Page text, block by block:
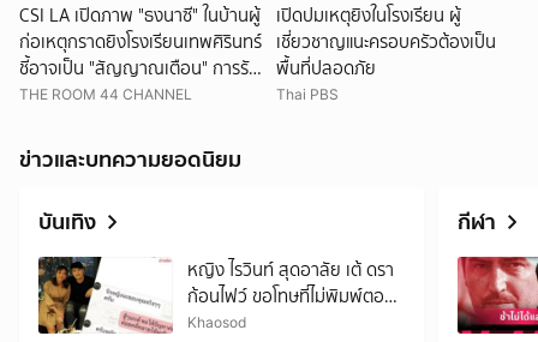
CSI LA เปิดภาพ "ธงนาซี" ในบ้านผู้
ก่อเหตุกราดยิงโรงเรียนเทพศิรินทร์
ชี้อาจเป็น "สัญญาณเตือน" การรับ
แนวคิดสุดโต่ง
THE ROOM 44 CHANNEL
เปิดปมเหตุยิงในโรงเรียน ผู้
เชี่ยวชาญแนะครอบครัวต้องเป็น
พื้นที่ปลอดภัย
Thai PBS
ข่าวและบทความยอดนิยม
บันเทิง
หญิง ไรวินท์ สุดอาลัย เต้ ดรา
ก้อนไฟว์ ขอโทษที่ไม่พิมพ์ตอบ
ไปตอนนั้น เผย22ปีที่รู้จัก
Khaosod
กีฬา